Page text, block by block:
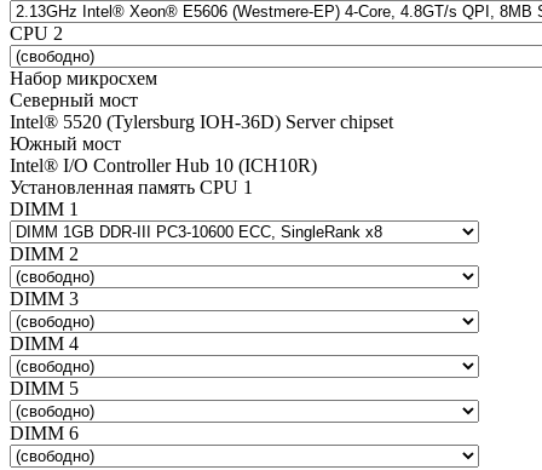
CPU 2
Набор микросхем
Северный мост
Intel® 5520 (Tylersburg IOH-36D) Server chipset
Южный мост
Intel® I/O Controller Hub 10 (ICH10R)
Установленная память CPU 1
DIMM 1
DIMM 2
DIMM 3
DIMM 4
DIMM 5
DIMM 6